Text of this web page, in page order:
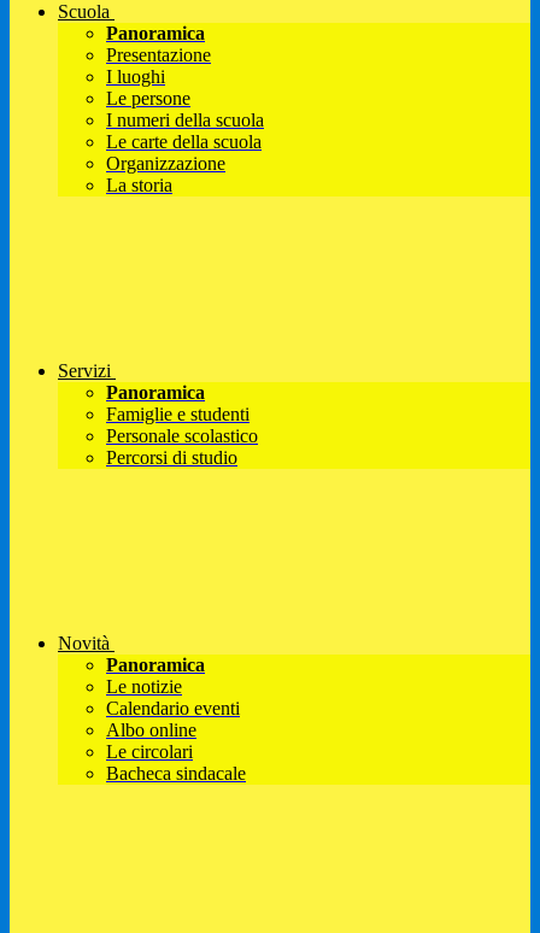
Scuola
Panoramica
Presentazione
I luoghi
Le persone
I numeri della scuola
Le carte della scuola
Organizzazione
La storia
Servizi
Panoramica
Famiglie e studenti
Personale scolastico
Percorsi di studio
Novità
Panoramica
Le notizie
Calendario eventi
Albo online
Le circolari
Bacheca sindacale